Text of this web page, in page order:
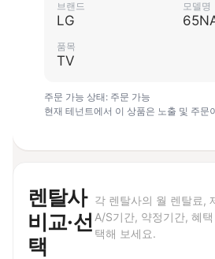
브랜드
LG
모델명
품목
TV
주문 가능 상태: 주문 가능
현재 테넌트에서 이 상품은 노출 및 주문
렌탈사
비교·선
택
각 렌탈사의 월 렌탈료,
A/S기간, 약정기간, 혜
택해 보세요.